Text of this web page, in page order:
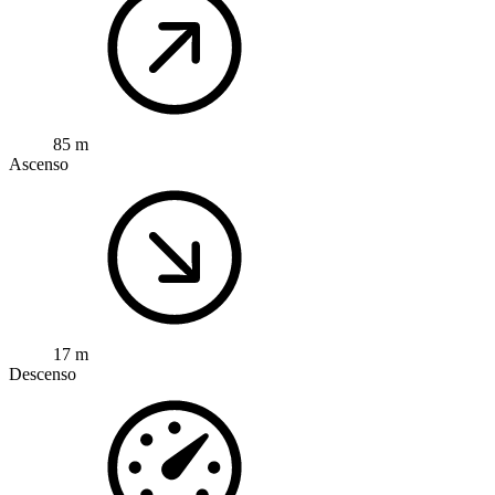
85 m
Ascenso
17 m
Descenso